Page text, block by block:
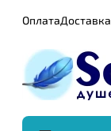
ОплатаДоставка